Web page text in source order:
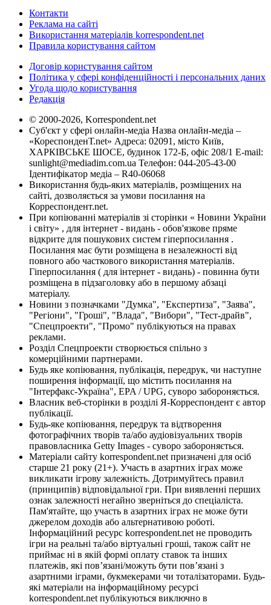
Контакти
Реклама на сайті
Використання матеріалів korrespondent.net
Правила користування сайтом
Договір користування сайтом
Політика у сфері конфіденційності і персональних даних
Угода щодо користування
Редакція
© 2000-2026, Korrespondent.net
Суб'єкт у сфері онлайн-медіа Назва онлайн-медіа –
«КореспонденТ.net» Адреса: 02091, місто Київ,
ХАРКІВСЬКЕ ШОСЕ, будинок 172-Б, офіс 208/1 E-mail:
sunlight@mediadim.com.ua Телефон: 044-205-43-00
Ідентифікатор медіа – R40-06068
Використання будь-яких матеріалів, розміщених на
сайті, дозволяється за умови посилання на
Корреспондент.net.
При копіюванні матеріалів зі сторінки « Новини України
і світу» , для інтернет - видань - обов'язкове пряме
відкрите для пошукових систем гіперпосилання .
Посилання має бути розміщена в незалежності від
повного або часткового використання матеріалів.
Гіперпосилання ( для інтернет - видань) - повинна бути
розміщена в підзаголовку або в першому абзаці
матеріалу.
Новини з позначками "Думка", "Експертиза", "Заява",
"Регіони", "Гроші", "Влада", "Вибори", "Тест-драйв",
"Спецпроекти", "Промо" публікуються на правах
реклами.
Розділ Спецпроекти створюється спільно з
комерційними партнерами.
Будь яке копіювання, публікація, передрук, чи наступне
поширення інформації, що містить посилання на
"Інтерфакс-Україна", EPA / UPG, суворо забороняється.
Власник веб-сторінки в розділі Я-Корреспондент є автор
публікації.
Будь-яке копіювання, передрук та відтворення
фотографічних творів та/або аудіовізуальних творів
правовласника Getty Images - суворо забороняється.
Матеріали сайту korrespondent.net призначені для осіб
старше 21 року (21+). Участь в азартних іграх може
викликати ігрову залежність. Дотримуйтесь правил
(принципів) відповідальної гри. При виявленні перших
ознак залежності негайно зверніться до спеціаліста.
Пам'ятайте, що участь в азартних іграх не може бути
джерелом доходів або альтернативою роботі.
Інформаційний ресурс korrespondent.net не проводить
ігри на реальні та/або віртуальні гроші, також сайт не
приймає ні в якій формі оплату ставок та інших
платежів, які пов’язані/можуть бути пов’язані з
азартними іграми, букмекерами чи тоталізаторами. Будь-
які матеріали на інформаційному ресурсі
korrespondent.net публікуються виключно в